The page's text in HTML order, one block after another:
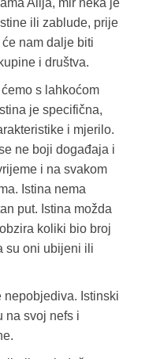
Alija, mir neka je
ili zablude, prije
nam dalje biti
i društva.
s lahkoćom
je specifična,
i mjerilo.
ne boji događaja i
i na svakom
Istina nema
put. Istina možda
koliki bio broj
su oni ubijeni ili
nepobjediva. Istinski
na svoj nefs i